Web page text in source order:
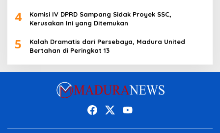
4
Komisi IV DPRD Sampang Sidak Proyek SSC,
Kerusakan Ini yang Ditemukan
5
Kalah Dramatis dari Persebaya, Madura United
Bertahan di Peringkat 13